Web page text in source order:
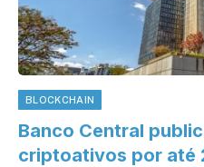
BLOCKCHAIN
Banco Central
criptoativos por até